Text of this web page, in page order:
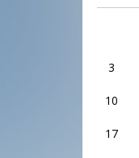
3
10
17